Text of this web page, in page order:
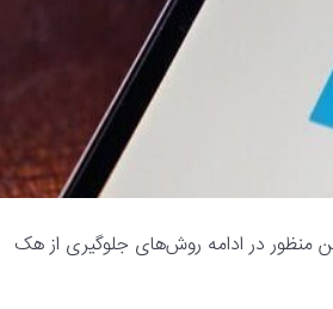
منظور در ادامه روش‌های جلوگیری از هک